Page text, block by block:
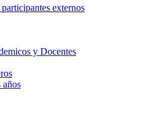
externos
y Docentes
años